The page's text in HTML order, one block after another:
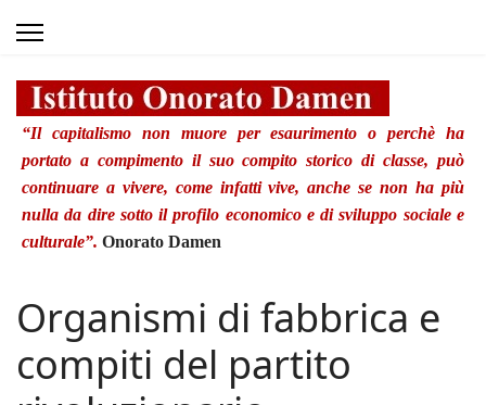
“Il capitalismo non muore per esaurimento o perchè ha
portato a compimento il suo compito storico di classe, può
continuare a vivere, come infatti vive, anche se non ha più
nulla da dire sotto il profilo economico e di sviluppo sociale e
culturale”. Onorato Damen
Organismi di fabbrica e
compiti del partito